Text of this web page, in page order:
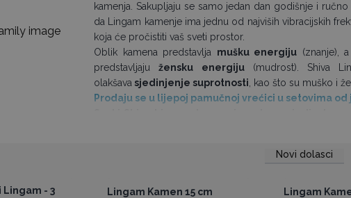
kamenja. Sakupljaju se samo jedan dan godišnje i
da Lingam kamenje ima jednu od najviših vibracijskih
koja će pročistiti vaš sveti prostor.
Oblik kamena predstavlja mušku energiju (znanje),
predstavljajužensku energiju(mudrost). Shiva
olakšava sjedinjenje suprotnosti , kao što su muško i
Prodaju se u lijepoj pamučnoj vrećici u setovima
Novi dolasci
- 3
Lingam Kamen 15 cm
Pristup
Lingam